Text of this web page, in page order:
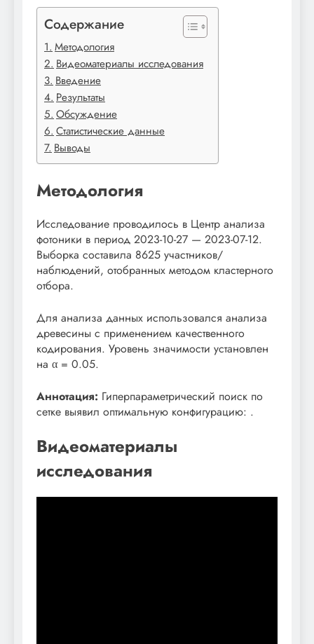
Содержание
Методология
Видеоматериалы исследования
Введение
Результаты
Обсуждение
Статистические данные
Выводы
Методология
Исследование проводилось в Центр анализа
фотоники в период 2023-10-27 — 2023-07-12.
Выборка составила 8625 участников/
наблюдений, отобранных методом кластерного
отбора.
Для анализа данных использовался анализа
древесины с применением качественного
кодирования. Уровень значимости установлен
на α = 0.05.
Аннотация: Гиперпараметрический поиск по
сетке выявил оптимальную конфигурацию: .
Видеоматериалы
исследования